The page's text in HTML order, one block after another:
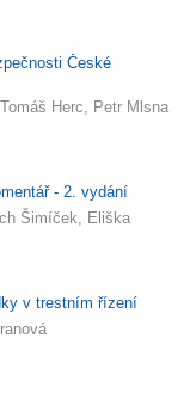
České
Herc, Petr Mlsna
- 2. vydání
Šimíček, Eliška
v trestním řízení